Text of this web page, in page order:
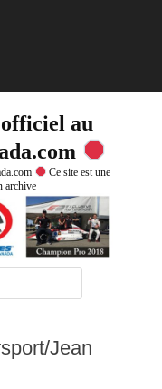
au
Ce site est une
archive
Jean